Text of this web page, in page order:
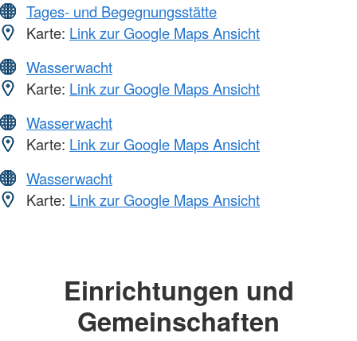
Tages- und Begegnungsstätte
Karte: Link zur Google Maps Ansicht
Wasserwacht
Karte: Link zur Google Maps Ansicht
Wasserwacht
Karte: Link zur Google Maps Ansicht
Wasserwacht
Karte: Link zur Google Maps Ansicht
Einrichtungen und
Gemeinschaften